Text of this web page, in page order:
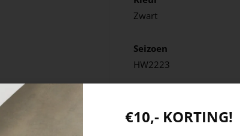
Zwart
Seizoen
HW2223
€10,- KORTING!